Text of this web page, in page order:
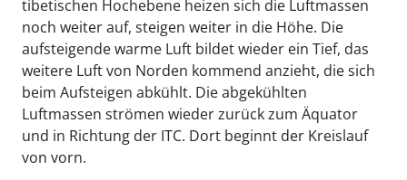
tibetischen Hochebene heizen sich die Luftmassen
noch weiter auf, steigen weiter in die Höhe. Die
aufsteigende warme Luft bildet wieder ein Tief, das
weitere Luft von Norden kommend anzieht, die sich
beim Aufsteigen abkühlt. Die abgekühlten
Luftmassen strömen wieder zurück zum Äquator
und in Richtung der ITC. Dort beginnt der Kreislauf
von vorn.